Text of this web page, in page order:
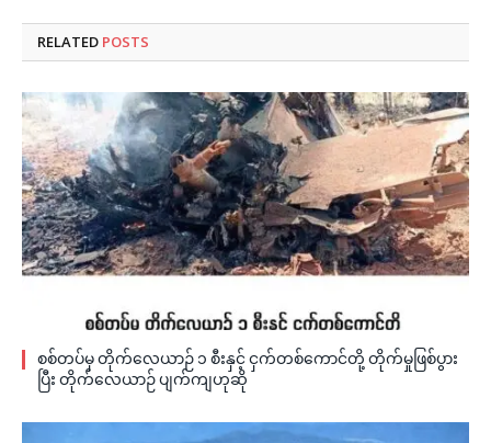
RELATED POSTS
စစ်တပ်မှ တိုက်လေယာဉ် ၁ စီးနှင့် ငှက်တစ်ကောင်တို့ တိုက်မှုဖြစ်ပွား
ပြီး တိုက်လေယာဉ် ပျက်ကျဟုဆို